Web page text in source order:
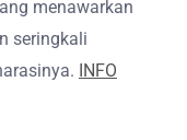
menawarkan
seringkali
INFO